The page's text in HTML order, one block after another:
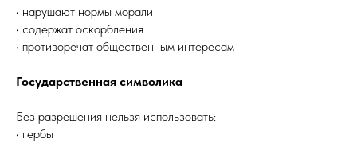
• нарушают нормы морали
• содержат оскорбления
• противоречат общественным интересам
Государственная символика
Без разрешения нельзя использовать:
• гербы